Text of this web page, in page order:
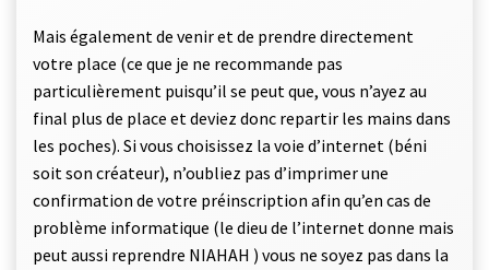
Mais également de venir et de prendre directement
votre place (ce que je ne recommande pas
particulièrement puisqu’il se peut que, vous n’ayez au
final plus de place et deviez donc repartir les mains dans
les poches). Si vous choisissez la voie d’internet (béni
soit son créateur), n’oubliez pas d’imprimer une
confirmation de votre préinscription afin qu’en cas de
problème informatique (le dieu de l’internet donne mais
peut aussi reprendre NIAHAH ) vous ne soyez pas dans la